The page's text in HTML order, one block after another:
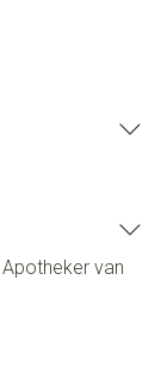
Apotheker van